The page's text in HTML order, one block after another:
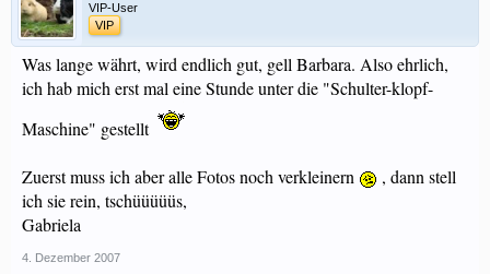
VIP-User
VIP
Was lange währt, wird endlich gut, gell Barbara. Also ehrlich,
ich hab mich erst mal eine Stunde unter die "Schulter-klopf-
Maschine" gestellt
Zuerst muss ich aber alle Fotos noch verkleinern
, dann stell
ich sie rein, tschüüüüüs,
Gabriela
4. Dezember 2007